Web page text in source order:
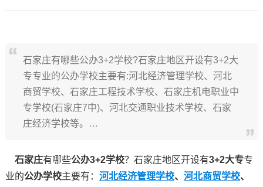
石家庄有哪些公办3+2学校?石家庄地区开设有3+2大
专专业的公办学校主要有:河北经济管理学校、河北
商贸学校、石家庄工程技术学校、石家庄机电职业中
专学校(石家庄7中)、河北交通职业技术学校、石家
庄经济学校等。…
石家庄有哪些公办3+2学校？石家庄地区开设有3+2大专专
业的公办学校主要有： 河北经济管理学校、 河北商贸学校、